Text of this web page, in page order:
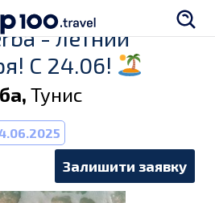
- летний
C 24.06!
Тунис
Залишити заявку